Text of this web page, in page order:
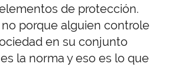
de protección.
no porque alguien controle
en su conjunto
la norma y eso es lo que